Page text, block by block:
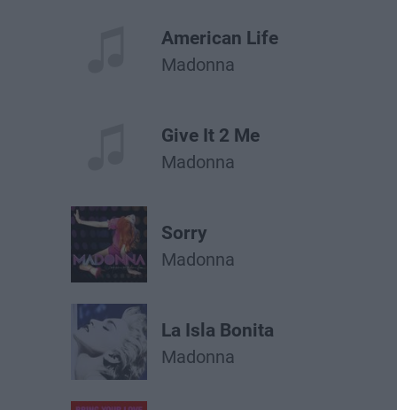
American Life
Madonna
Give It 2 Me
Madonna
Sorry
Madonna
La Isla Bonita
Madonna